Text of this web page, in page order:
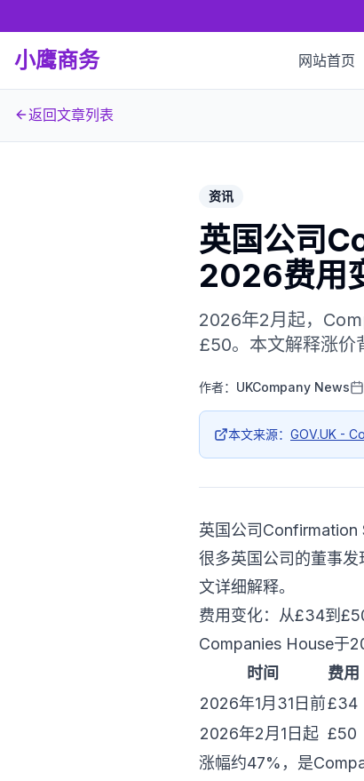
小鹰商务 网站首页
返回文章列表
资讯
英国公司
2026费用
2026年2月起，
£50。本文解释涨价
作者： UKCompany News
本文来源： GOV.UK -
英国公司
很多英国公司的董事
文详细解释。
费用变化：从£34到
Companies House于
时间
费用
2026年1月31日前£34
2026年2月1日起 £50
涨幅约47%，是